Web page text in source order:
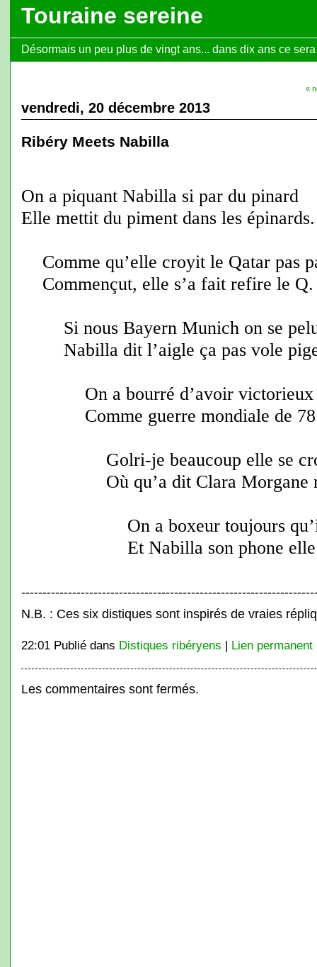
Touraine sereine
Désormais un peu plus de vingt ans... dans dix ans ce
«
vendredi, 20 décembre 2013
Ribéry Meets Nabilla
On a piquant Nabilla si par du pinard
Elle mettit du piment dans les épinards.
Comme qu’elle croyit le Qatar pas
Commençut, elle s’a fait refire le Q.
Si nous Bayern Munich on se
Nabilla dit l’aigle ça pas vole
On a bourré d’avoir
Comme guerre mondiale de
Golri-je beaucoup elle se
Où qu’a dit Clara Morgane
On a boxeur toujours
Et Nabilla son phone
N.B. : Ces six distiques sont inspirés de vraies
22:01 Publié dans Distiques ribéryens | Lien permanent
Les commentaires sont fermés.